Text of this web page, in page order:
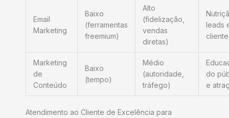
Email
Marketing
Baixo
(ferramentas
freemium)
Alto
(fidelização,
vendas
diretas)
leads
Marketing
de
Conteúdo
Baixo
(tempo)
Médio
(autoridade,
tráfego)
do
e
Atendimento ao Cliente de Excelência para